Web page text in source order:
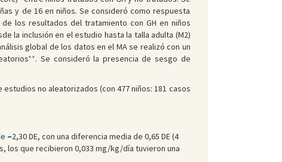
y de 16 en niños. Se consideró como respuesta
los resultados del tratamiento con GH en niños
la inclusión en el estudio hasta la talla adulta (M2)
global de los datos en el MA se realizó con un
**. Se consideró la presencia de sesgo de
no aleatorizados (con 477 niños: 181 casos
–2,30 DE, con una diferencia media de 0,65 DE (4
los que recibieron 0,033 mg/kg/día tuvieron una